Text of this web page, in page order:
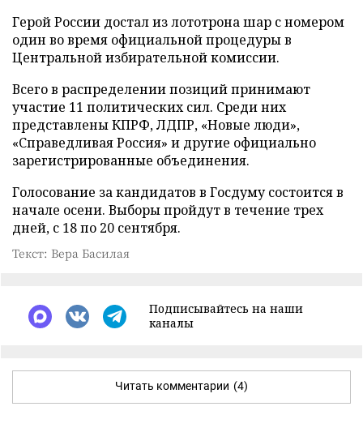
Герой России достал из лототрона шар с номером
один во время официальной процедуры в
Центральной избирательной комиссии.
Всего в распределении позиций принимают
участие 11 политических сил. Среди них
представлены КПРФ, ЛДПР, «Новые люди»,
«Справедливая Россия» и другие официально
зарегистрированные объединения.
Голосование за кандидатов в Госдуму состоится в
начале осени. Выборы пройдут в течение трех
дней, с 18 по 20 сентября.
Текст: Вера Басилая
Подписывайтесь на наши
каналы
Читать комментарии (4)